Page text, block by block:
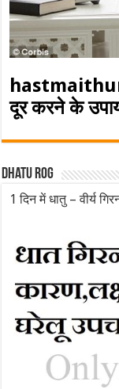
दूर करने के
Dhatu rog
1 दिन में धातु – वीर्य